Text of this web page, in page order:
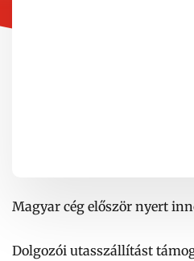
Magyar cég először nyert
Dolgozói utasszállítást